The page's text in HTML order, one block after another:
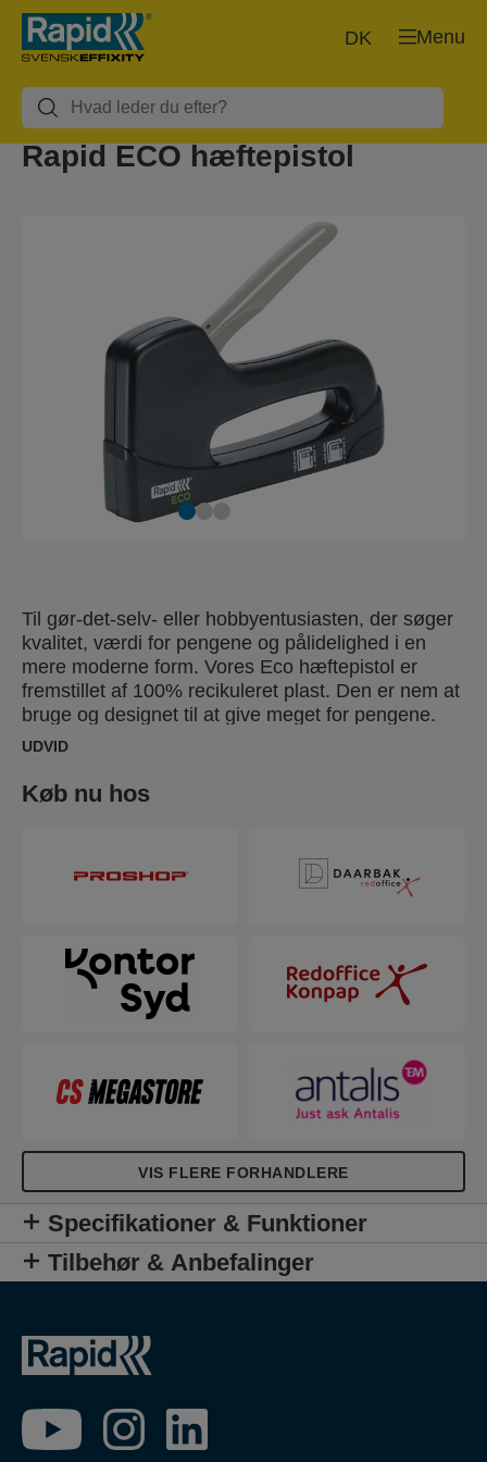
Menu
DK
Rapid ECO hæftepistol
Til gør-det-selv- eller hobbyentusiasten, der søger
kvalitet, værdi for pengene og pålidelighed i en
mere moderne form. Vores Eco hæftepistol er
fremstillet af 100% recikuleret plast. Den er nem at
bruge og designet til at give meget for pengene.
Den er ideel til enklere opgaver som
forskellige typer stof eller tekstil.
UDVID
Køb nu hos
VIS FLERE FORHANDLERE
Specifikationer & Funktioner
Tilbehør & Anbefalinger